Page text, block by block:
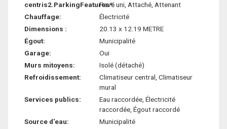
centris2.ParkingFeatures*:Pavé uni, Attaché, Attenant
Chauffage:
Électricité
Dimensions :
20.13 x 12.19 METRE
Égout:
Municipalité
Garage:
Oui
Murs mitoyens:
Isolé (détaché)
Refroidissement:
Climatiseur central, Climatiseur
mural
Services publics:
Eau raccordée, Électricité
raccordée, Égout raccordé
Source d'eau:
Municipalité